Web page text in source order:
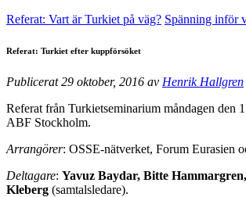
Referat: Vart är Turkiet på väg? Spänning inför
Referat: Turkiet efter kuppförsöket
Publicerat29 oktober, 2016 av Henrik Hallgren
Referat från Turkietseminarium måndagen den
ABF Stockholm.
Arrangörer: OSSE-nätverket, Forum Eurasien
Deltagare: Yavuz Baydar, Bitte
Kleberg (samtalsledare).